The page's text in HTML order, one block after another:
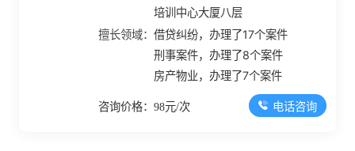
培训中心大厦八层
擅长领域：借贷纠纷，办理了17个案件
刑事案件，办理了8个案件
房产物业，办理了7个案件
咨询价格：98元/次 电话咨询